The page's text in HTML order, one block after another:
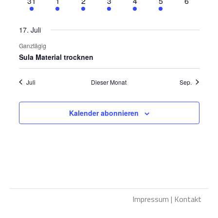
VeranstaltungVeranstaltungVeranstaltungVeranstaltungVeranstaltungVeranstaltung
17. Juli
Ganztägig
Sula Material trocknen
Juli Dieser Monat Sep.
Kalender abonnieren
Impressum | Kontakt